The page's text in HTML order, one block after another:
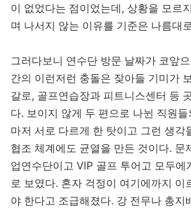
이 없었다는 점이었는데, 상황을 모르
며 나서지 않는 이유를 기준은 나름대
그러다보니 연수단 방문 날짜가 코앞
간의 이런저런 충돌은 잦아들 기미가
갈로, 골프연습장과 피트니스센터 등
다. 보이지 않게 두 편으로 나뉜 직원
마저 서로 다르게 한 탓이고 그런 생각
협조 체계에도 균열을 만든 것이다. 문
업연수단이고 VIP 골프 투어고 모두에
로 보였다. 혼자 걱정이 여기에까지 이
야 한다고 조급해졌다. 강 전무나 총지